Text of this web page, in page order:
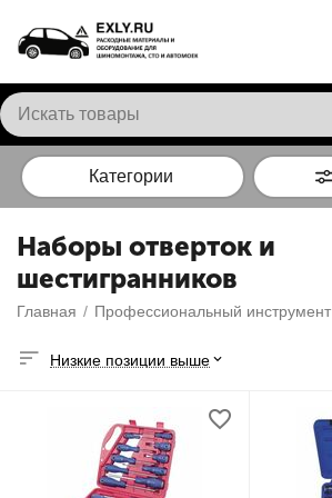
Категории
Наборы отверток и
шестигранников
Главная / Профессиональный инструмент
Низкие позиции выше